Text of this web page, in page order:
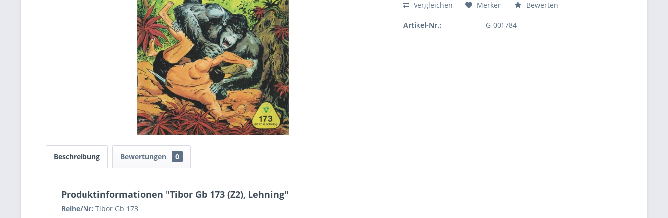
Vergleichen Merken Bewerten
Artikel-Nr.: G-001784
Beschreibung Bewertungen 0
Produktinformationen "Tibor Gb 173 (Z2), Lehning"
Reihe/Nr: Tibor Gb 173